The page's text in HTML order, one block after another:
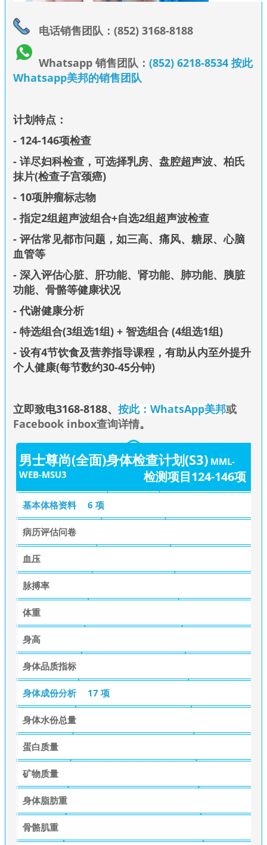
电话销售团队：(852) 3168-8188
Whatsapp 销售团队：(852) 6218-8534 按此
Whatsapp美邦的销售团队
计划特点：
- 124-146项检查
- 详尽妇科检查，可选择乳房、盘腔超声波、柏氏
抹片(检查子宫颈癌)
- 10项肿瘤标志物
- 指定2组超声波组合+自选2组超声波检查
- 评估常见都市问题，如三高、痛风、糖尿、心脑
血管等
- 深入评估心脏、肝功能、肾功能、肺功能、胰脏
功能、骨骼等健康状况
- 代谢健康分析
- 特选组合(3组选1组) + 智选组合 (4组选1组)
- 设有4节饮食及营养指导课程，有助从内至外提升
个人健康(每节数约30-45分钟)
立即致电3168-8188、 按此：WhatsApp美邦或
Facebook inbox查询详情。
男士尊尚(全面)身体检查计划(S3) MML-
WEB-MSU3
检测项目124-146项
基本体格资料 6 项
病历评估问卷
血压
脉搏率
体重
身高
身体品质指标
身体成份分析 17 项
身体水份总量
蛋白质量
矿物质量
身体脂肪重
骨骼肌重